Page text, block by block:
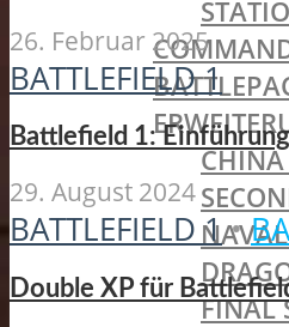
FINAL
26. Februar 2025
BATTLEFIELD 1
Battlefield 1:
29. August 2024
BATTLEFIELD 1 •
Double XP für